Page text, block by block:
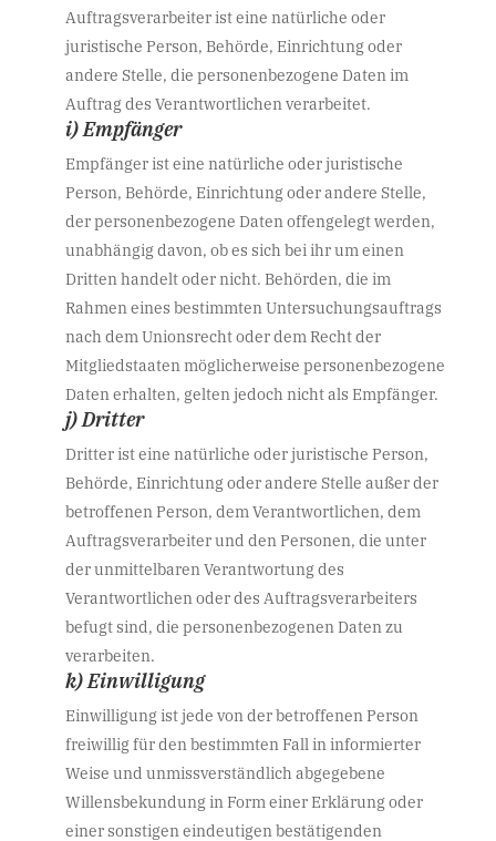
Auftragsverarbeiter ist eine natürliche oder
juristische Person, Behörde, Einrichtung oder
andere Stelle, die personenbezogene Daten im
Auftrag des Verantwortlichen verarbeitet.
i) Empfänger
Empfänger ist eine natürliche oder juristische
Person, Behörde, Einrichtung oder andere Stelle,
der personenbezogene Daten offengelegt werden,
unabhängig davon, ob es sich bei ihr um einen
Dritten handelt oder nicht. Behörden, die im
Rahmen eines bestimmten Untersuchungsauftrags
nach dem Unionsrecht oder dem Recht der
Mitgliedstaaten möglicherweise personenbezogene
Daten erhalten, gelten jedoch nicht als Empfänger.
j) Dritter
Dritter ist eine natürliche oder juristische Person,
Behörde, Einrichtung oder andere Stelle außer der
betroffenen Person, dem Verantwortlichen, dem
Auftragsverarbeiter und den Personen, die unter
der unmittelbaren Verantwortung des
Verantwortlichen oder des Auftragsverarbeiters
befugt sind, die personenbezogenen Daten zu
verarbeiten.
k) Einwilligung
Einwilligung ist jede von der betroffenen Person
freiwillig für den bestimmten Fall in informierter
Weise und unmissverständlich abgegebene
Willensbekundung in Form einer Erklärung oder
einer sonstigen eindeutigen bestätigenden